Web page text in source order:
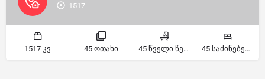
1517
1517 კვ 45 ოთახი 45 წველი წერტილი 45 საძინებელი